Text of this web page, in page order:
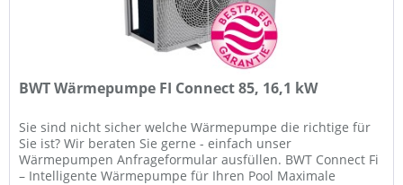
BWT Wärmepumpe FI Connect 85, 16,1 kW
Sie sind nicht sicher welche Wärmepumpe die richtige für
Sie ist? Wir beraten Sie gerne - einfach unser
Wärmepumpen Anfrageformular ausfüllen. BWT Connect Fi
– Intelligente Wärmepumpe für Ihren Pool Maximale